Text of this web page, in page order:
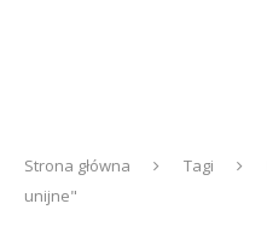
Strona główna Tagi
unijne"